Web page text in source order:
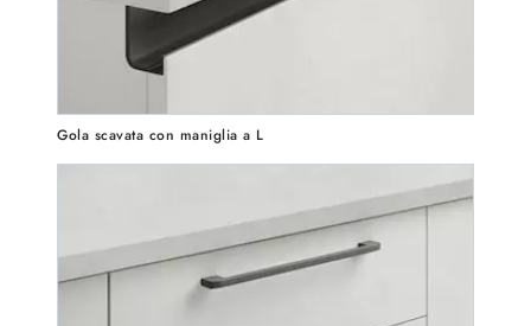
Gola scavata con maniglia a L